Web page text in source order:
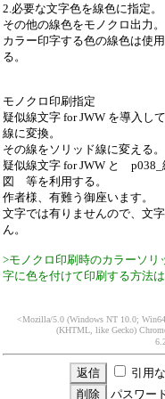
2.必要な文字色を線色に指定。
その他の線色をモノクロ出力。
カラー印字する色の線色は使
る。
モノクロ印刷指定
疑似線文字 for JWW を導入し
線に変換。
その線をソリッド線に変える。
疑似線文字 for JWW と
図 等を利用する。
作者様、有難う御座います。
文字では有りませんので、文
ん。
>モノクロ印刷時のカラーソリ
字に色を付けて印刷する方法
<Mozilla/5.0 (Windows NT 10.0;
(KHTML, like Gecko)
引用
パスワー